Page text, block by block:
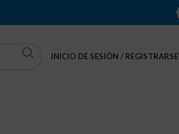
INICIO DE SESIÓN / REGISTRARSE